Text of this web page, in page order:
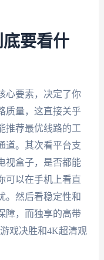
要看什
心要素，决定了你
质量，这直接关乎
推荐最优线路的工
道。其次看平台支
视盒子，是否都能
可以在手机上看直
。然后看稳定性和
障，而独享的高带
戏决胜和4K超清观